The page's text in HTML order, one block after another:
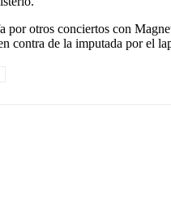
por otros conciertos con
contra de la imputada por el